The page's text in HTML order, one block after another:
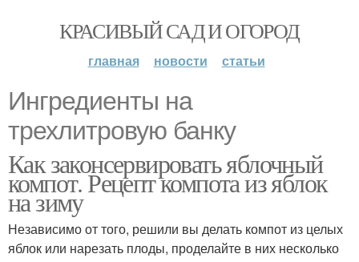
КРАСИВЫЙ САД И ОГОРОД
главная новости статьи
Ингредиенты на
трехлитровую банку
Как законсервировать яблочный
компот. Рецепт компота из яблок
на зиму
Независимо от того, решили вы делать компот из целых
яблок или нарезать плоды, проделайте в них несколько